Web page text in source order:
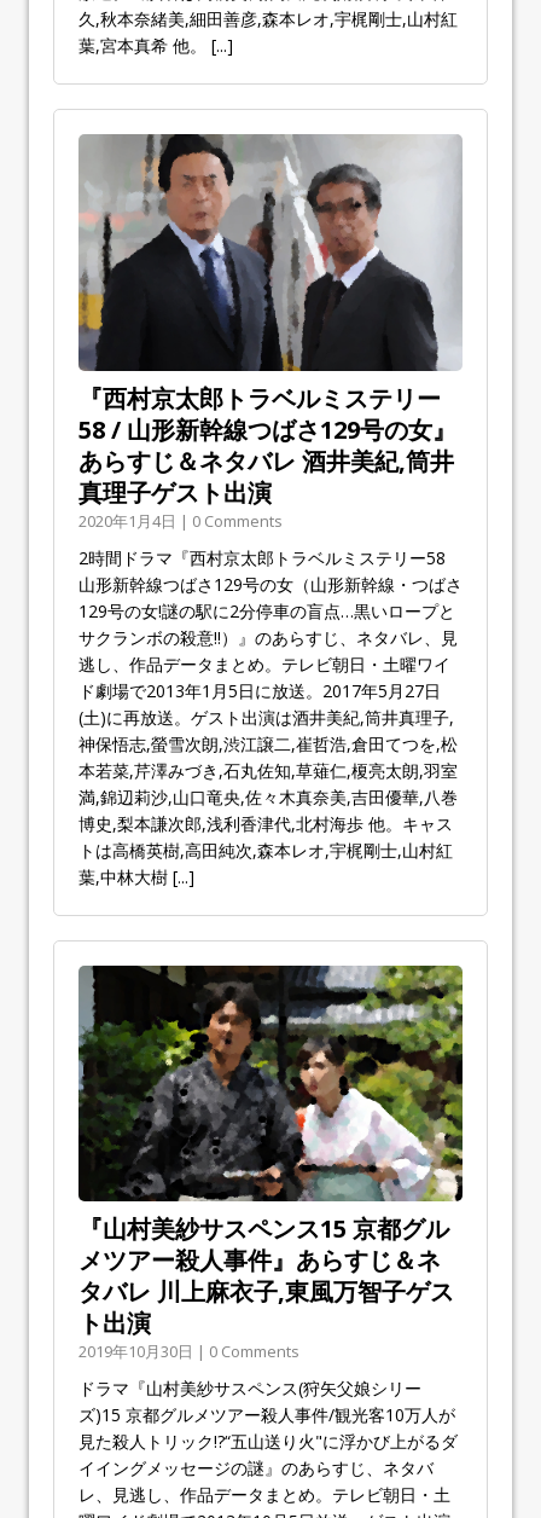
久,秋本奈緒美,細田善彦,森本レオ,宇梶剛士,山村紅
葉,宮本真希 他。 [...]
『西村京太郎トラベルミステリー
58 / 山形新幹線つばさ129号の女』
あらすじ＆ネタバレ 酒井美紀,筒井
真理子ゲスト出演
2020年1月4日 | 0 Comments
2時間ドラマ『西村京太郎トラベルミステリー58
山形新幹線つばさ129号の女（山形新幹線・つばさ
129号の女!謎の駅に2分停車の盲点…黒いロープと
サクランボの殺意!!）』のあらすじ、ネタバレ、見
逃し、作品データまとめ。テレビ朝日・土曜ワイ
ド劇場で2013年1月5日に放送。2017年5月27日
(土)に再放送。ゲスト出演は酒井美紀,筒井真理子,
神保悟志,螢雪次朗,渋江譲二,崔哲浩,倉田てつを,松
本若菜,芹澤みづき,石丸佐知,草薙仁,榎亮太朗,羽室
満,錦辺莉沙,山口竜央,佐々木真奈美,吉田優華,八巻
博史,梨本謙次郎,浅利香津代,北村海歩 他。キャス
トは高橋英樹,高田純次,森本レオ,宇梶剛士,山村紅
葉,中林大樹 [...]
『山村美紗サスペンス15 京都グル
メツアー殺人事件』あらすじ＆ネ
タバレ 川上麻衣子,東風万智子ゲス
ト出演
2019年10月30日 | 0 Comments
ドラマ『山村美紗サスペンス(狩矢父娘シリー
ズ)15 京都グルメツアー殺人事件/観光客10万人が
見た殺人トリック!?“五山送り火"に浮かび上がるダ
イイングメッセージの謎』のあらすじ、ネタバ
レ、見逃し、作品データまとめ。テレビ朝日・土